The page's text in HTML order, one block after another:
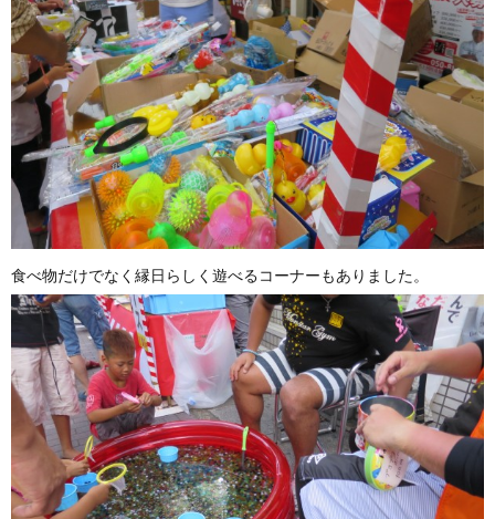
食べ物だけでなく縁日らしく遊べるコーナーもありました。